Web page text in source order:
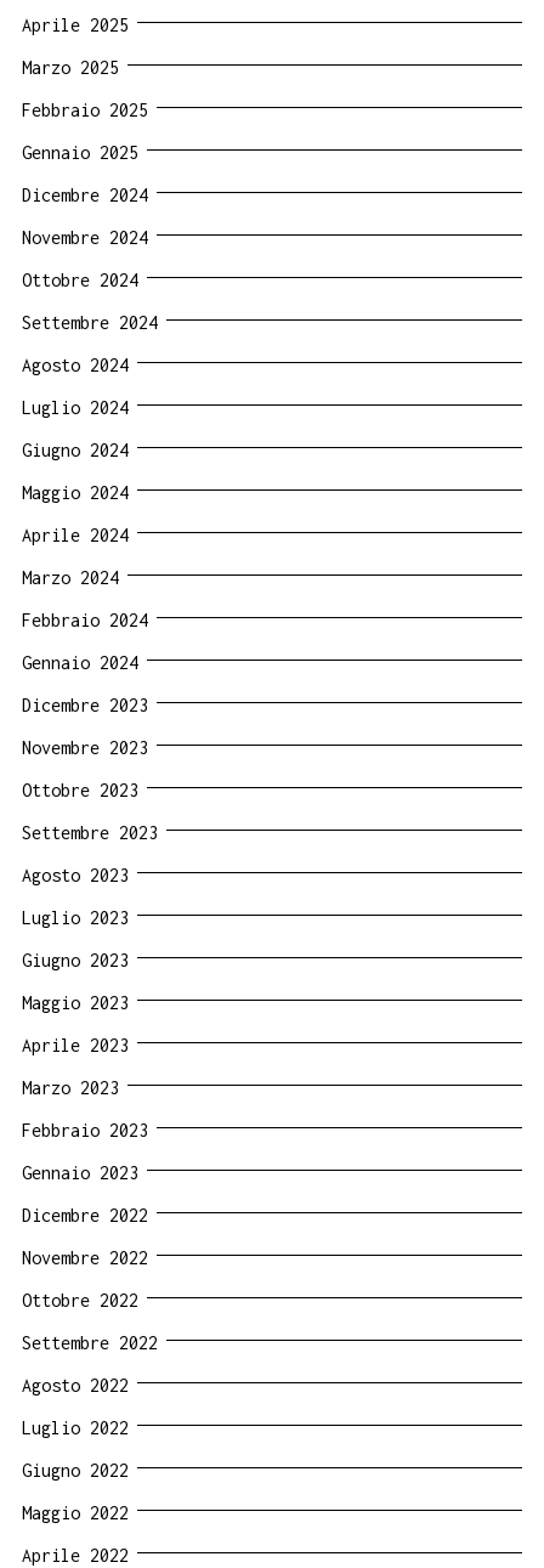
Aprile 2025
Marzo 2025
Febbraio 2025
Gennaio 2025
Dicembre 2024
Novembre 2024
Ottobre 2024
Settembre 2024
Agosto 2024
Luglio 2024
Giugno 2024
Maggio 2024
Aprile 2024
Marzo 2024
Febbraio 2024
Gennaio 2024
Dicembre 2023
Novembre 2023
Ottobre 2023
Settembre 2023
Agosto 2023
Luglio 2023
Giugno 2023
Maggio 2023
Aprile 2023
Marzo 2023
Febbraio 2023
Gennaio 2023
Dicembre 2022
Novembre 2022
Ottobre 2022
Settembre 2022
Agosto 2022
Luglio 2022
Giugno 2022
Maggio 2022
Aprile 2022